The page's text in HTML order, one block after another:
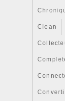
Clean
fois
et